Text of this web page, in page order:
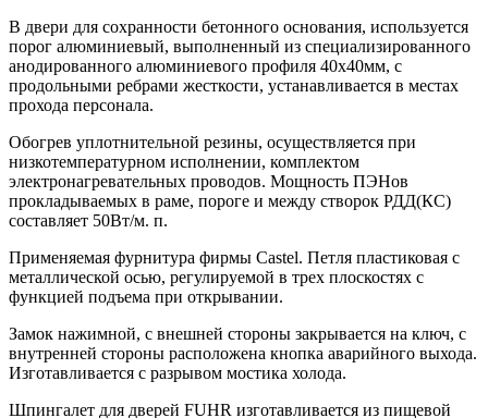
В двери для сохранности бетонного основания, используется
порог алюминиевый, выполненный из специализированного
анодированного алюминиевого профиля 40х40мм, с
продольными ребрами жесткости, устанавливается в местах
прохода персонала.
Обогрев уплотнительной резины, осуществляется при
низкотемпературном исполнении, комплектом
электронагревательных проводов. Мощность ПЭНов
прокладываемых в раме, пороге и между створок РДД(КС)
составляет 50Вт/м. п.
Применяемая фурнитура фирмы Castel. Петля пластиковая с
металлической осью, регулируемой в трех плоскостях с
функцией подъема при открывании.
Замок нажимной, с внешней стороны закрывается на ключ, с
внутренней стороны расположена кнопка аварийного выхода.
Изготавливается с разрывом мостика холода.
Шпингалет для дверей FUHR изготавливается из пищевой